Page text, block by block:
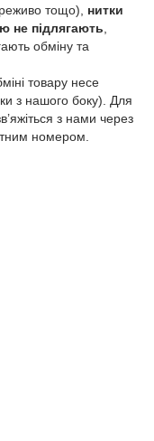
тощо), нитки
не підлягають
обміну та
товару несе
з нашого боку). Для
з нами через
номером.